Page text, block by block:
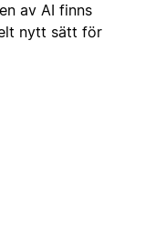
av AI finns
nytt sätt för